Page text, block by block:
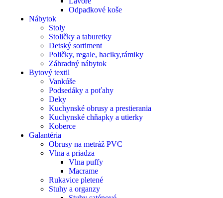
Odpadkové koše
Nábytok
Stoly
Stoličky a taburetky
Detský sortiment
Poličky, regale, haciky,rámiky
Záhradný nábytok
Bytový textil
Vankúše
Podsedáky a poťahy
Deky
Kuchynské obrusy a prestierania
Kuchynské chňapky a utierky
Koberce
Galantéria
Obrusy na metráž PVC
Vlna a priadza
Vlna puffy
Macrame
Rukavice pletené
Stuhy a organzy